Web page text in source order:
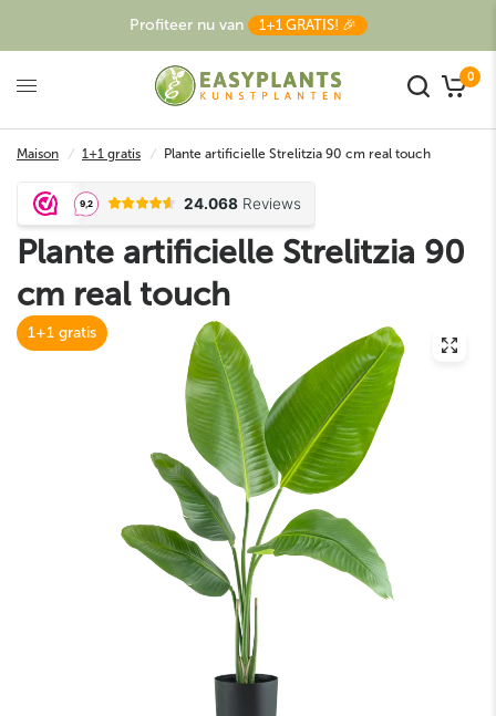
Profiteer nu van 1+1 GRATIS! 🎉
0
Maison / 1+1 gratis / Plante artificielle Strelitzia 90 cm real touch
Plante artificielle Strelitzia 90
cm real touch
1+1 gratis